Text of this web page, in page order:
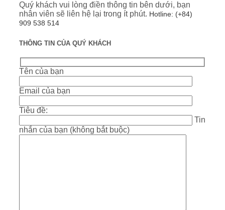
Quý khách vui lòng điền thông tin bên dưới, bạn
nhân viên sẽ liên hệ lại trong ít phút. Hotline: (+84)
909 538 514
THÔNG TIN CỦA QUÝ KHÁCH
Tên của bạn
Email của bạn
Tiêu đề:
Tin
nhắn của bạn (không bắt buộc)